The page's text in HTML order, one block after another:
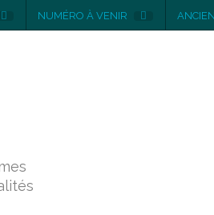
NUMÉRO À VENIR